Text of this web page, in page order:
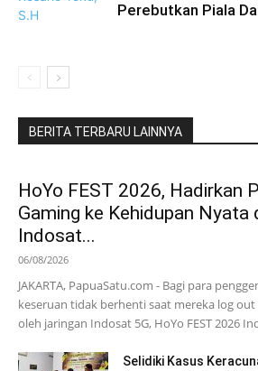
Perebutkan Piala
BERITA TERBARU LAINNYA
HoYo FEST 2026, Hadirkan
Gaming ke Kehidupan Nyata
Indosat...
06/08/2026
JAKARTA, PapuaSatu.com - Bagi para
keseruan tidak berhenti saat mereka log
oleh jaringan Indosat 5G, HoYo FEST 2026
Selidiki Kasus